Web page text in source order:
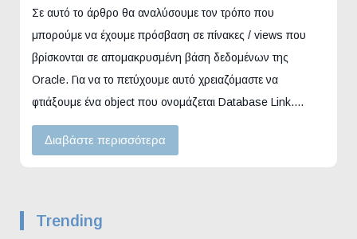
Σε αυτό το άρθρο θα αναλύσουμε τον τρόπο που
μπορούμε να έχουμε πρόσβαση σε πίνακες / views που
βρίσκονται σε απομακρυσμένη βάση δεδομένων της
Oracle. Για να το πετύχουμε αυτό χρειαζόμαστε να
φτιάξουμε ένα object που ονομάζεται Database Link.…
Διαβάστε περισσότερα
Trending